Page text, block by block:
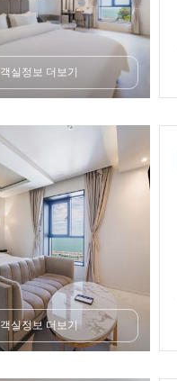
객실정보 더보기
객실정보 더보기